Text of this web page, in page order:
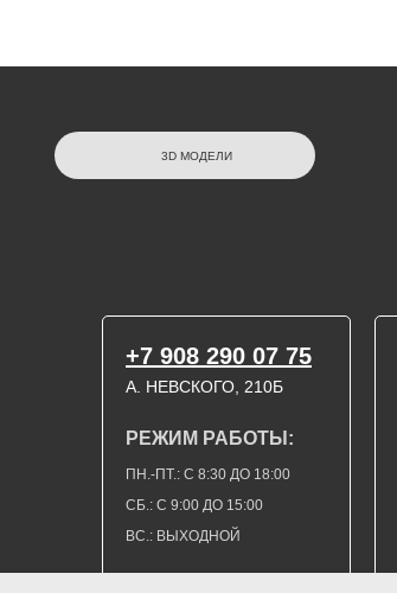
3D МОДЕЛИ
ВС.: ВЫХОДНОЙ
СБ.: С 9:00 ДО 15:00
ПН.-ПТ.: С 8:30 ДО 18:00
А. НЕВСКОГО, 210Б
РЕЖИМ РАБОТЫ:
+7 908 290 07 75